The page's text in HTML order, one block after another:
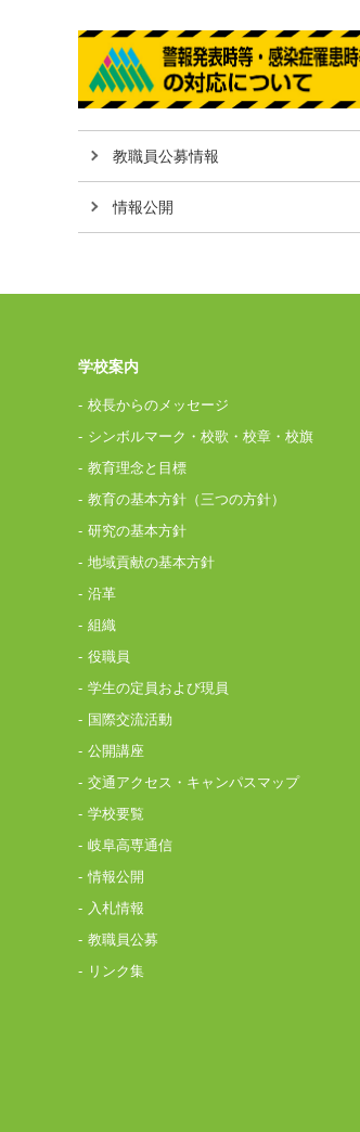
教職員公募情報
情報公開
学校案内
校長からのメッセージ
シンボルマーク・校歌・校章・校旗
教育理念と目標
教育の基本方針（三つの方針）
研究の基本方針
地域貢献の基本方針
沿革
組織
役職員
学生の定員および現員
国際交流活動
公開講座
交通アクセス・キャンパスマップ
学校要覧
岐阜高専通信
情報公開
入札情報
教職員公募
リンク集